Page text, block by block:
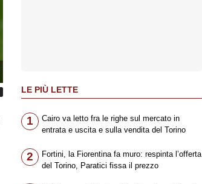
LE PIÙ LETTE
1
Cairo va letto fra le righe sul mercato in
entrata e uscita e sulla vendita del Torino
2
Fortini, la Fiorentina fa muro: respinta l’offerta
del Torino, Paratici fissa il prezzo